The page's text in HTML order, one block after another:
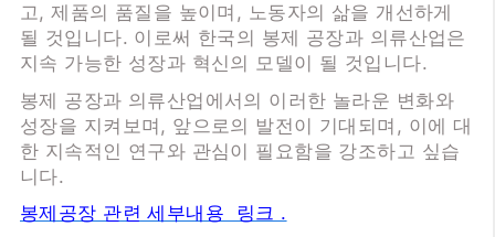
고, 제품의 품질을 높이며, 노동자의 삶을 개선하게
될 것입니다. 이로써 한국의 봉제 공장과 의류산업은
지속 가능한 성장과 혁신의 모델이 될 것입니다.
봉제 공장과 의류산업에서의 이러한 놀라운 변화와
성장을 지켜보며, 앞으로의 발전이 기대되며, 이에 대
한 지속적인 연구와 관심이 필요함을 강조하고 싶습
니다.
봉제공장 관련 세부내용 링크 .